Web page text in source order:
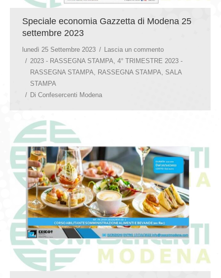
Speciale economia Gazzetta di Modena 25
settembre 2023
lunedì 25 Settembre 2023
Lascia un commento
2023 - RASSEGNA STAMPA, 4° TRIMESTRE 2023 -
RASSEGNA STAMPA, RASSEGNA STAMPA, SALA
STAMPA
Di Confesercenti Modena